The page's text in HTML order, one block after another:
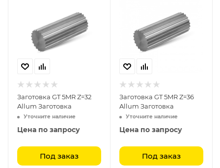
Заготовка GT 5MR Z=32
Allum Заготовка
Уточните наличие
Цена по запросу
Под заказ
Заготовка GT 5MR Z=36
Allum Заготовка
Уточните наличие
Цена по запросу
Под заказ